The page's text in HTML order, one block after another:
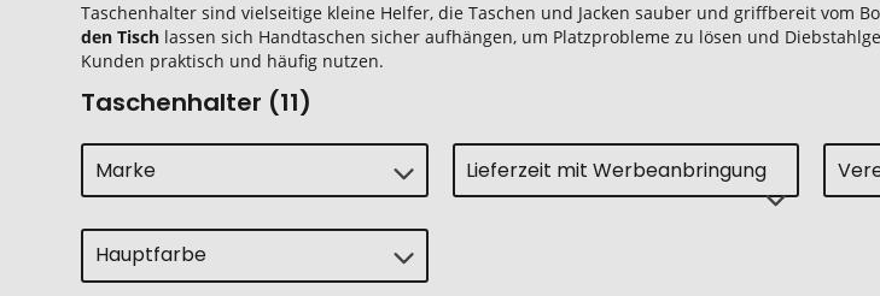
Taschenhalter sind vielseitige kleine Helfer, die Taschen und Jacken sauber und griffbereit vom
den Tisch lassen sich Handtaschen sicher aufhängen, um Platzprobleme zu lösen und
Kunden praktisch und häufig nutzen.
Taschenhalter (11)
Marke Lieferzeit mit Werbeanbringung
Hauptfarbe